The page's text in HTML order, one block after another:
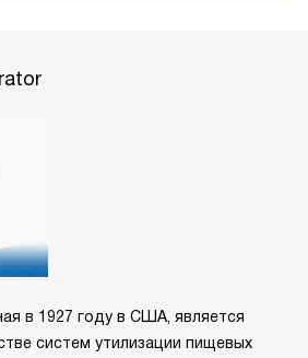
в 1927 году в США, является
систем утилизации пищевых